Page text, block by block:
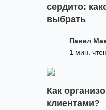
сердито:
выбрать
Павел
1 мин.
Как
клиентами?